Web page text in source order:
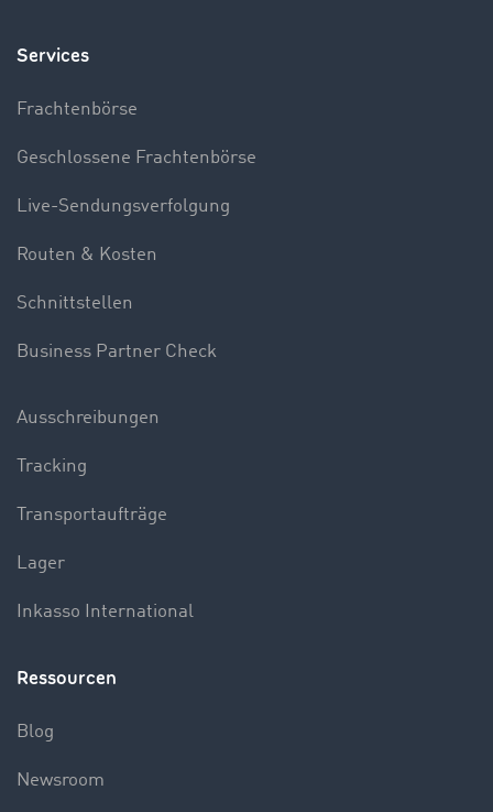
Services
Frachtenbörse
Geschlossene Frachtenbörse
Live-Sendungsverfolgung
Routen & Kosten
Schnittstellen
Business Partner Check
Ausschreibungen
Tracking
Transportaufträge
Lager
Inkasso International
Ressourcen
Blog
Newsroom